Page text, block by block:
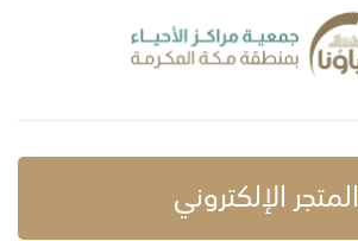
المتجر الإلكتروني